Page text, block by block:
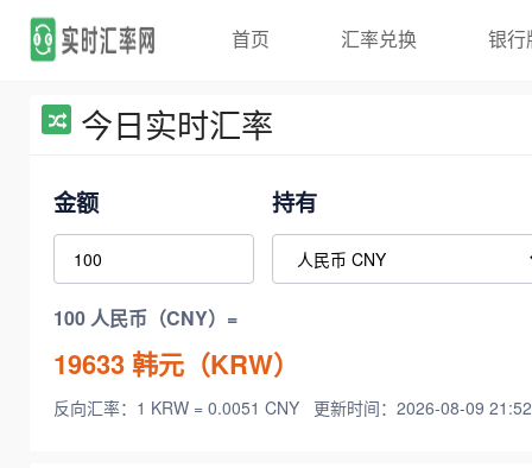
首页 汇率兑换 银行
今日实时汇率
金额 持有
100 人民币（CNY）=
19633韩元（KRW）
反向汇率：1 KRW = 0.0051 CNY 更新时间：2026-08-09